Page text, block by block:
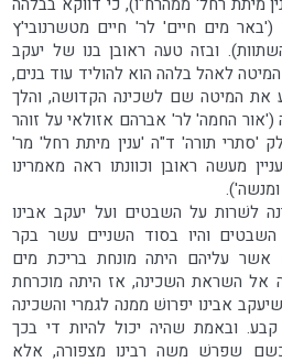
מים חיים' לר' חיים מטשרנובי'ץ
ובזה טעה ראובן בנו של יעקב
לאהל בלהה הוא להוליד עוד בנים,
את המיטה שם לשכינה הקדושה, והלך
('אור החמה' לר' אברהם אזולאי על זוהר
'סתרי תורה' ד"ה 'ענין מיתת רחל' מר'
מעשה ראובן וכוונתו ראה מאמרינו
לשׁרות על השבטים ועל יעקב אבינו
והיו בסוד השניים עשר בקר
עליהם היתה מונחת בריכת מים
השראת השכינה, אז היתה מוכרחת
אבינו יפרושׁ ממנה לגמרי והשכינה
ובאמת שהיה יכול להיות די בכך
שפרשׁ משה רבינו מצפורה, אלא